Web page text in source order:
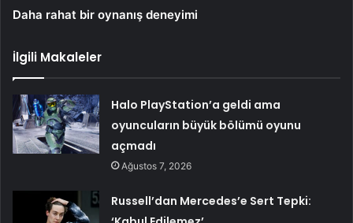
Daha rahat bir oynanış deneyimi
İlgili Makaleler
Halo PlayStation’a geldi ama
oyuncuların büyük bölümü oyunu
açmadı
Ağustos 7, 2026
Russell’dan Mercedes’e Sert Tepki: